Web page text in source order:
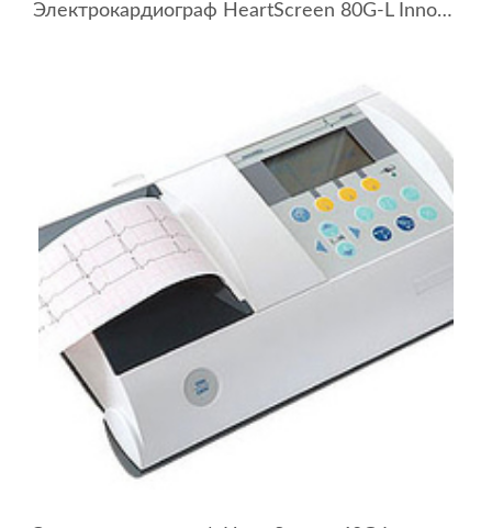
Электрокардиограф HeartScreen 80G-L Innomed Medical